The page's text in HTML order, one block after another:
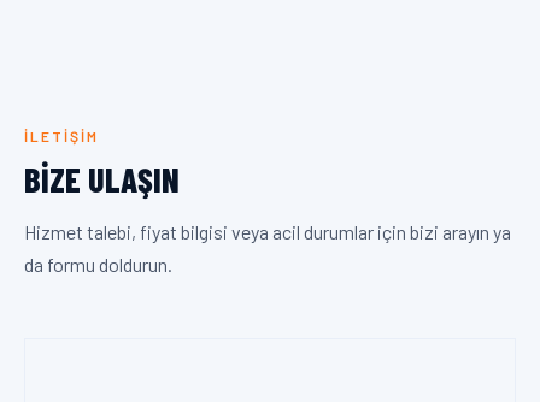
İLETIŞIM
BIZE ULAŞIN
Hizmet talebi, fiyat bilgisi veya acil durumlar için bizi arayın ya
da formu doldurun.